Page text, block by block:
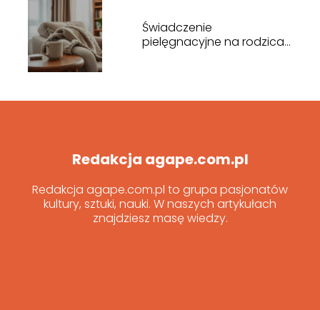
Świadczenie
pielęgnacyjne na rodzica
Redakcja agape.com.pl
Redakcja agape.com.pl to grupa pasjonatów
kultury, sztuki, nauki. W naszych artykułach
znajdziesz masę wiedzy.